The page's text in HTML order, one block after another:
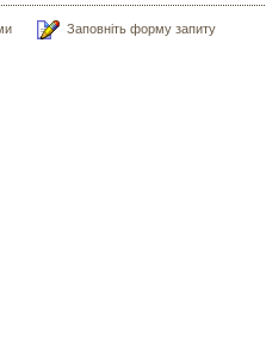
Заповніть форму запиту